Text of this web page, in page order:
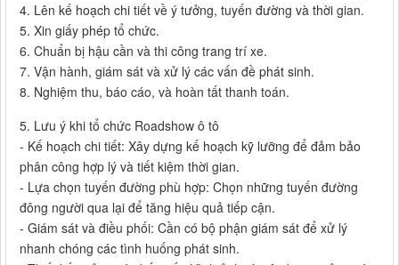
4. Lên kế hoạch chi tiết về ý tưởng, tuyến đường và thời gian.
5. Xin giấy phép tổ chức.
6. Chuẩn bị hậu cần và thi công trang trí xe.
7. Vận hành, giám sát và xử lý các vấn đề phát sinh.
8. Nghiệm thu, báo cáo, và hoàn tất thanh toán.
5. Lưu ý khi tổ chức Roadshow ô tô
- Kế hoạch chi tiết: Xây dựng kế hoạch kỹ lưỡng để đảm bảo
phân công hợp lý và tiết kiệm thời gian.
- Lựa chọn tuyến đường phù hợp: Chọn những tuyến đường
đông người qua lại để tăng hiệu quả tiếp cận.
- Giám sát và điều phối: Cần có bộ phận giám sát để xử lý
nhanh chóng các tình huống phát sinh.